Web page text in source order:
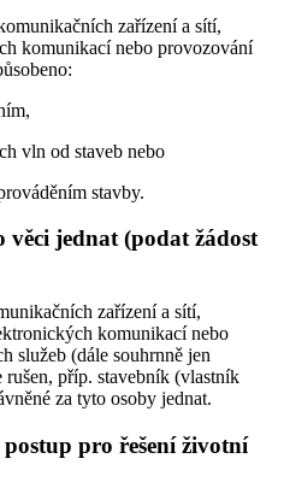
zařízení a sítí,
komunikací nebo provozování
vln od staveb nebo
stavby.
jednat (podat žádost
zařízení a sítí,
komunikací nebo
služeb (dále souhrnně jen
příp. stavebník (vlastník
za tyto osoby jednat.
pro řešení životní